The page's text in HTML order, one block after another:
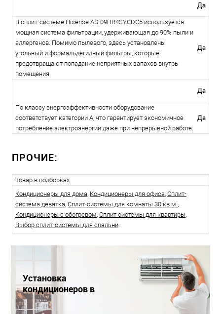
Да
В сплит-системе Hisense AS-09HR4SYCDC5 используется
мощная система фильтрации, удерживающая до 90% пыли и
аллергенов. Помимо пылевого, здесь установлены
угольный и формальдегидный фильтры, которые
предотвращают попадание неприятных запахов внутрь
помещения.
Да
Да
По классу энергоэффективности оборудование
соответствует категории А, что гарантирует экономичное
потребление электроэнергии даже при непрерывной работе.
Да
ПРОЧИЕ:
Товар в подборках
Кондиционеры для дома, Кондиционеры для офиса, Сплит-
система девятка, Сплит-системы для комнаты 30 кв.м.,
Кондиционеры с обогревом, Сплит системы для квартиры,
Выбор сплит-системы для спальни.
Установка
кондиционеров в
Краснодаре